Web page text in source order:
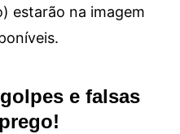
estarão na imagem
e falsas